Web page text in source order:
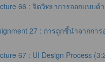
66 : จิตวิทยาการออกแบบด้
27 : การถูกชี้นำจากกา
67 : UI Design Process